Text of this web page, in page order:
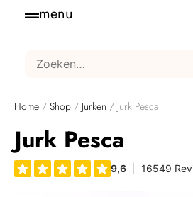
menu
Home / Shop / Jurken / Jurk Pesca
Jurk Pesca